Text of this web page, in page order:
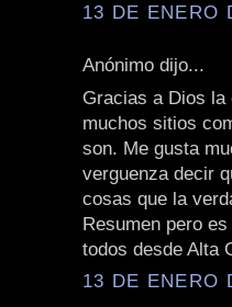
13 DE ENERO
Anónimo dijo...
Gracias a Dios la
muchos sitios
son. Me gusta
verguenza decir
cosas que la
Resumen pero
todos desde Alta
13 DE ENERO